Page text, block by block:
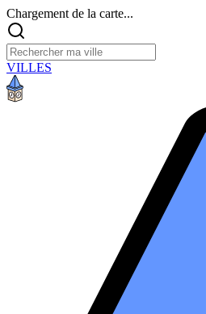
Chargement de la carte...
VILLES